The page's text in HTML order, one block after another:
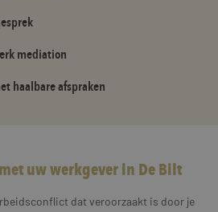
mediation
haalbare afspraken
uw werkgever in De Bilt
dat veroorzaakt is door je